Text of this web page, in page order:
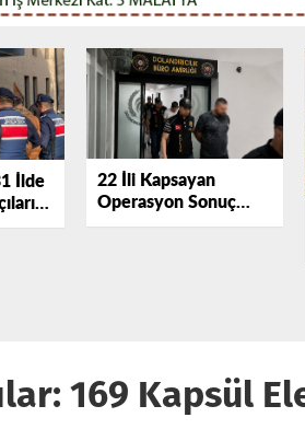
İlde
22 İli Kapsayan
Operasyon Sonuç
Verdi: 253 Şüpheli
169 Kapsül